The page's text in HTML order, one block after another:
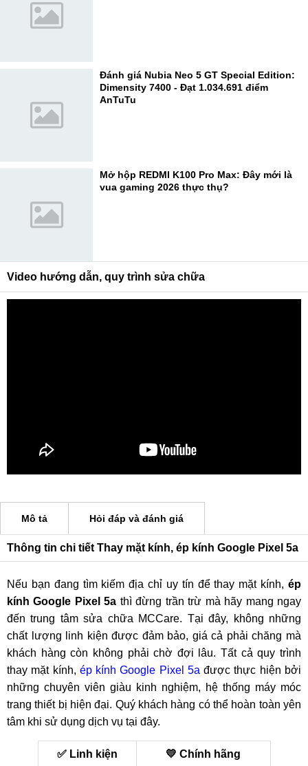
Đánh giá Nubia Neo 5 GT Special Edition:
Dimensity 7400 - Đạt 1.034.691 điểm
AnTuTu
Mở hộp REDMI K100 Pro Max: Đây mới là
vua gaming 2026 thực thụ?
Video hướng dẫn, quy trình sửa chữa
Mô tả Hỏi đáp và đánh giá
Thông tin chi tiết Thay mặt kính, ép kính Google Pixel 5a
Nếu bạn đang tìm kiếm địa chỉ uy tín để thay mặt kính, ép
kính Google Pixel 5a thì đừng trần trừ mà hãy mang ngay
đến trung tâm sửa chữa MCCare. Tại đây, không những
chất lượng linh kiện được đảm bảo, giá cả phải chăng mà
khách hàng còn không phải chờ đợi lâu. Tất cả quy trình
thay mặt kính, ép kính Google Pixel 5a được thực hiện bởi
những chuyên viên giàu kinh nghiệm, hệ thống máy móc
trang thiết bị hiện đại. Quý khách hàng có thể hoàn toàn yên
tâm khi sử dụng dịch vụ tại đây.
✅ Linh kiện 💛 Chính hãng